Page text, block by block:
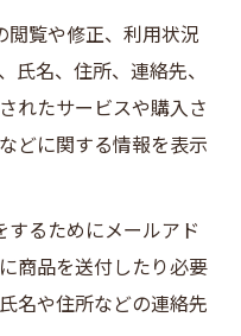
覧や修正、利用状況
氏名、住所、連絡先、
れたサービスや購入さ
どに関する情報を表示
るためにメールアド
商品を送付したり必要
名や住所などの連絡先